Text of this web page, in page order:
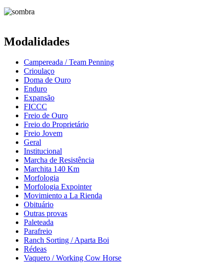
Modalidades
Campereada / Team Penning
Crioulaço
Doma de Ouro
Enduro
Expansão
FICCC
Freio de Ouro
Freio do Proprietário
Freio Jovem
Geral
Institucional
Marcha de Resistência
Marchita 140 Km
Morfologia
Morfologia Expointer
Movimiento a La Rienda
Obituário
Outras provas
Paleteada
Parafreio
Ranch Sorting / Aparta Boi
Rédeas
Vaquero / Working Cow Horse